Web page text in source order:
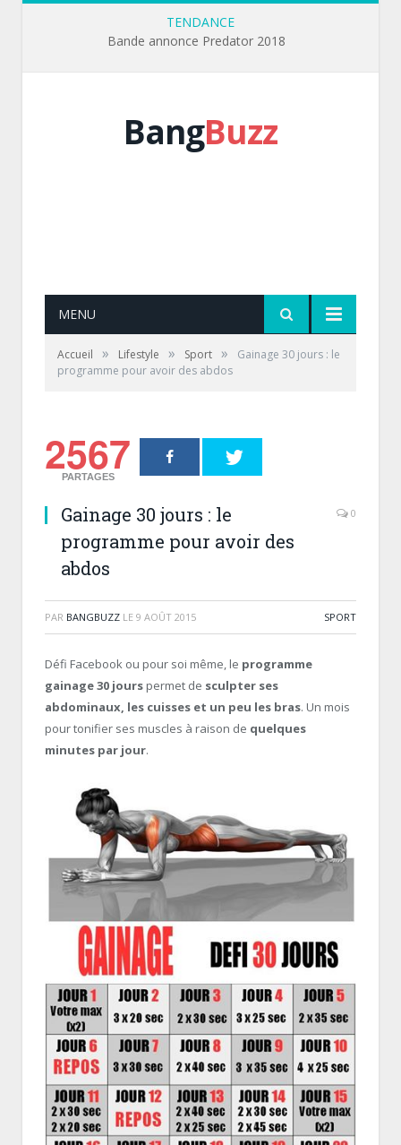
TENDANCE
Bande annonce Predator 2018
BangBuzz
MENU
Accueil » Lifestyle » Sport »
Gainage 30 jours : le
programme pour avoir des abdos
2567
PARTAGES
Gainage 30 jours : le
programme pour avoir des
abdos
0
PAR BANGBUZZ LE 9 AOÛT 2015 SPORT
Défi Facebook ou pour soi même, le programme
gainage 30 jours permet de sculpter ses
abdominaux, les cuisses et un peu les bras. Un mois
pour tonifier ses muscles à raison de quelques
minutes par jour.